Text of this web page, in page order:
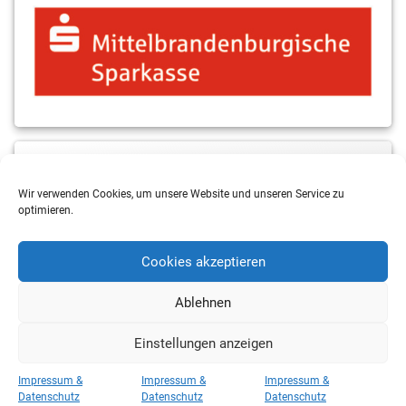
Wir verwenden Cookies, um unsere Website und unseren Service zu
optimieren.
Cookies akzeptieren
Ablehnen
Einstellungen anzeigen
Impressum &
Datenschutz
Impressum &
Datenschutz
Impressum &
Datenschutz
Kategorien